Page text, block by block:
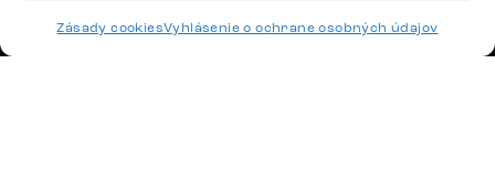
Zásady cookiesVyhlásenie o ochrane osobných údajov